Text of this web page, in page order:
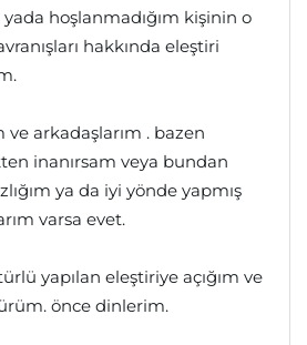
hoşlanmadığım kişinin o
hakkında eleştiri
ve arkadaşlarım . bazen
inanırsam veya bundan
ya da iyi yönde yapmış
varsa evet.
yapılan eleştiriye açığım ve
önce dinlerim.